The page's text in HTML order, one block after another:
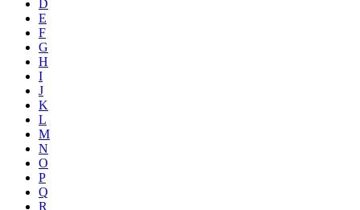
D
E
F
G
H
I
J
K
L
M
N
O
P
Q
R